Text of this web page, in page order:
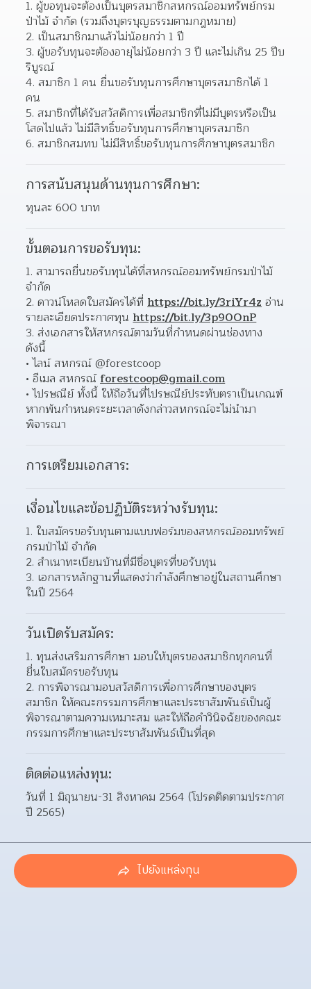
ผู้ขอทุนจะต้องเป็นบุตรสมาชิกสหกรณ์ออมทรัพย์กรม
ป่าไม้ จำกัด (รวมถึงบุตรบุญธรรมตามกฎหมาย)
เป็นสมาชิกมาแล้วไม่น้อยกว่า 1 ปี
ผู้ขอรับทุนจะต้องอายุไม่น้อยกว่า 3 ปี และไม่เกิน 25 ปีบ
ริบูรณ์
สมาชิก 1 คน ยื่นขอรับทุนการศึกษาบุตรสมาชิกได้ 1
คน
สมาชิกที่ได้รับสวัสดิการเพื่อสมาชิกที่ไม่มีบุตรหรือเป็น
โสดไปแล้ว ไม่มีสิทธิ์ขอรับทุนการศึกษาบุตรสมาชิก
สมาชิกสมทบ ไม่มีสิทธิ์ขอรับทุนการศึกษาบุตรสมาชิก
การสนับสนุนด้านทุนการศึกษา:
ทุนละ 600 บาท
ขั้นตอนการขอรับทุน:
สามารถยื่นขอรับทุนได้ที่สหกรณ์ออมทรัพย์กรมป่าไม้
จำกัด
ดาวน์โหลดใบสมัครได้ที่ https://bit.ly/3riYr4z อ่าน
รายละเอียดประกาศทุน https://bit.ly/3p90OnP
ส่งเอกสารให้สหกรณ์ตามวันที่กำหนดผ่านช่องทาง
ดังนี้
ไลน์ สหกรณ์ @forestcoop
อีเมล สหกรณ์ forestcoop@gmail.com
ไปรษณีย์ ทั้งนี้ ให้ถือวันที่ไปรษณีย์ประทับตราเป็นเกณฑ์
หากพ้นกำหนดระยะเวลาดังกล่าวสหกรณ์จะไม่นำมา
พิจารณา
การเตรียมเอกสาร:
เงื่อนไขและข้อปฏิบัติระหว่างรับทุน:
ใบสมัครขอรับทุนตามแบบฟอร์มของสหกรณ์ออมทรัพย์
กรมป่าไม้ จำกัด
สำเนาทะเบียนบ้านที่มีชื่อบุตรที่ขอรับทุน
เอกสารหลักฐานที่แสดงว่ากำลังศึกษาอยู่ในสถานศึกษา
ในปี 2564
วันเปิดรับสมัคร:
ทุนส่งเสริมการศึกษา มอบให้บุตรของสมาชิกทุกคนที่
ยื่นใบสมัครขอรับทุน
การพิจารณามอบสวัสดิการเพื่อการศึกษาของบุตร
สมาชิก ให้คณะกรรมการศึกษาและประชาสัมพันธ์เป็นผู้
พิจารณาตามความเหมาะสม และให้ถือคำวินิจฉัยของคณะ
กรรมการศึกษาและประชาสัมพันธ์เป็นที่สุด
ติดต่อแหล่งทุน:
วันที่ 1 มิถุนายน-31 สิงหาคม 2564 (โปรดติดตามประกาศ
ปี 2565)
ไปยังแหล่งทุน